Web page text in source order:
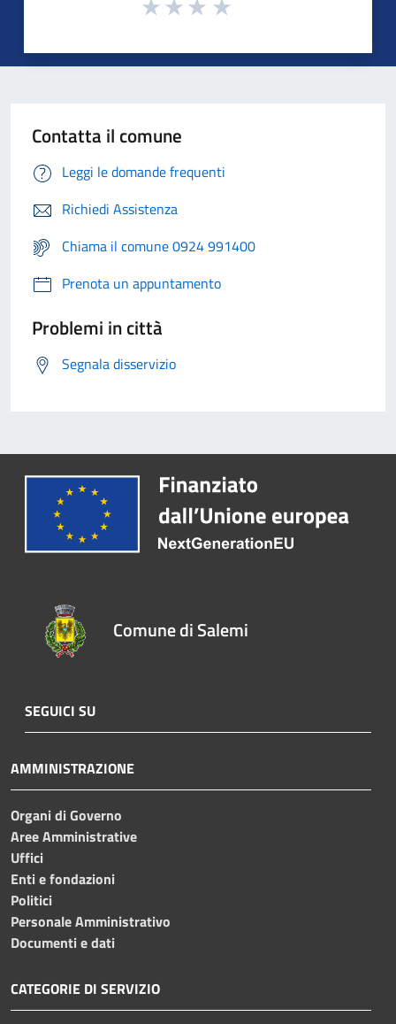
Contatta il comune
Leggi le domande frequenti
Richiedi Assistenza
Chiama il comune 0924 991400
Prenota un appuntamento
Problemi in città
Segnala disservizio
Comune di Salemi
SEGUICI SU
AMMINISTRAZIONE
Organi di Governo
Aree Amministrative
Uffici
Enti e fondazioni
Politici
Personale Amministrativo
Documenti e dati
CATEGORIE DI SERVIZIO